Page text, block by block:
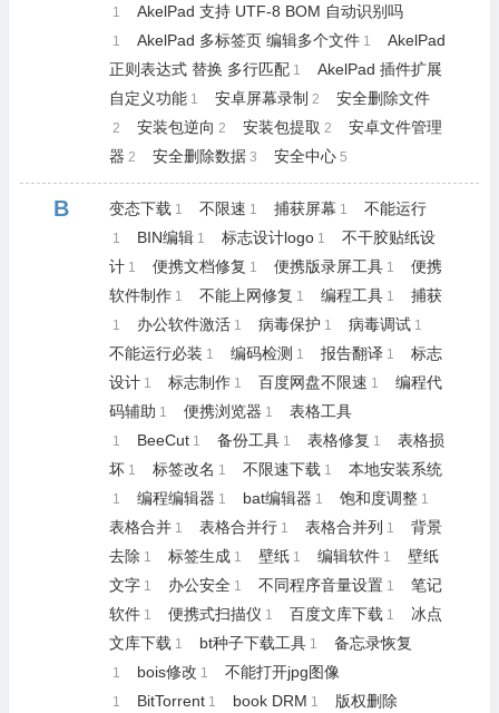
1 AkelPad 支持 UTF-8 BOM 自动识别吗
1 AkelPad 多标签页 编辑多个文件 1
AkelPad
正则表达式 替换 多行匹配 1
AkelPad 插件扩展
自定义功能 1 安卓屏幕录制 2 安全删除文件
2 安装包逆向 2 安装包提取 2
安卓文件管理
器 2 安全删除数据 3 安全中心 5
B 变态下载 1 不限速 1 捕获屏幕 1 不能运行
1 BIN编辑 1 标志设计logo 1
不干胶贴纸设
计 1 便携文档修复 1 便携版录屏工具 1
便携
软件制作 1 不能上网修复 1 编程工具 1 捕获
1 办公软件激活 1 病毒保护 1 病毒调试 1
不能运行必装 1 编码检测 1 报告翻译 1
标志
设计 1 标志制作 1 百度网盘不限速 1
编程代
码辅助 1 便携浏览器 1 表格工具
1 BeeCut 1 备份工具 1 表格修复 1
表格损
坏 1 标签改名 1 不限速下载 1 本地安装系统
1 编程编辑器 1 bat编辑器 1 饱和度调整 1
表格合并 1 表格合并行 1 表格合并列 1
背景
去除 1 标签生成 1 壁纸 1 编辑软件 1
壁纸
文字 1 办公安全 1 不同程序音量设置 1
笔记
软件 1 便携式扫描仪 1 百度文库下载 1
冰点
文库下载 1 bt种子下载工具 1 备忘录恢复
1 bois修改 1 不能打开jpg图像
1 BitTorrent 1 book DRM 1 版权删除